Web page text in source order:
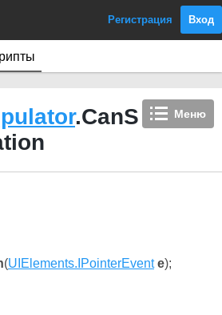
Регистрация Вход
Меню
.CanS
(UIElements.IPointerEvent e);